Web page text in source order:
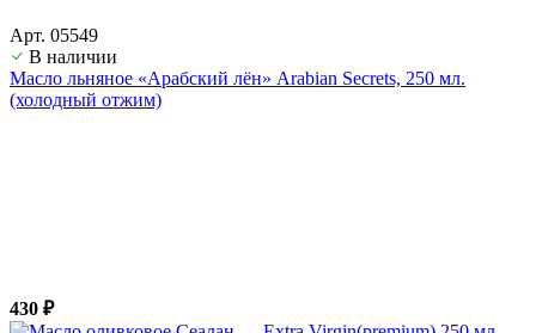
Арт. 05549
В наличии
Масло льняное «Арабский лён» Arabian Secrets, 250 мл.
(холодный отжим)
430 ₽